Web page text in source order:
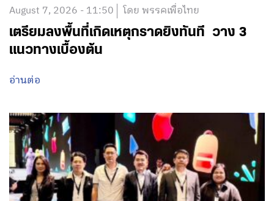
August 7, 2026 - 11:50 โดย พรรคเพื่อไทย
เตรียมลงพื้นที่เกิดเหตุกราดยิงทันที วาง 3
แนวทางเบื้องต้น
อ่านต่อ